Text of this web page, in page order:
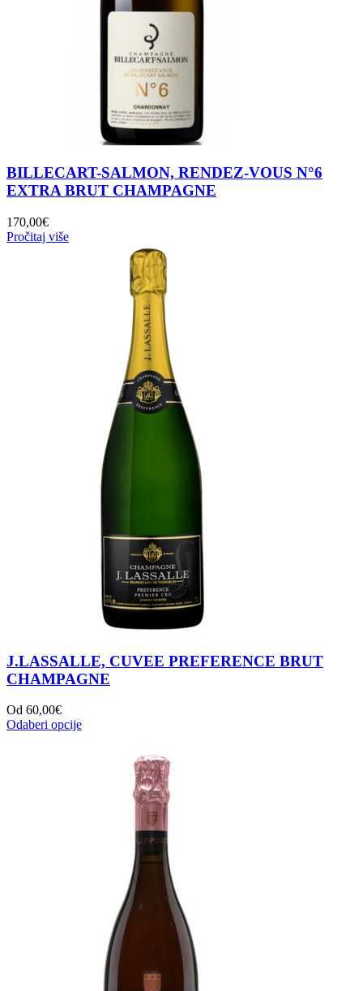
BILLECART-SALMON, RENDEZ-VOUS N°6
EXTRA BRUT CHAMPAGNE
170,00€
Pročitaj više
J.LASSALLE, CUVEE PREFERENCE BRUT
CHAMPAGNE
Od 60,00€
Odaberi opcije